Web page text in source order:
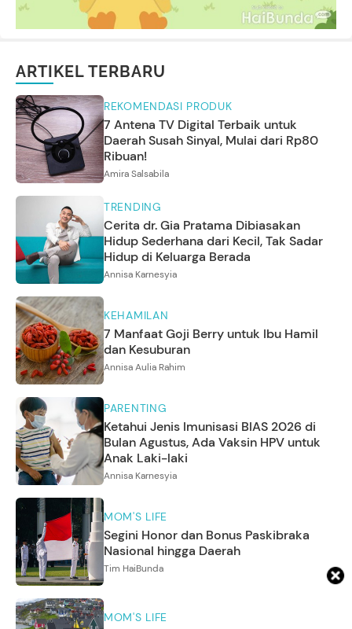
ARTIKEL TERBARU
REKOMENDASI PRODUK
7 Antena TV Digital Terbaik untuk
Daerah Susah Sinyal, Mulai dari Rp80
Ribuan!
Amira Salsabila
TRENDING
Cerita dr. Gia Pratama Dibiasakan
Hidup Sederhana dari Kecil, Tak Sadar
Hidup di Keluarga Berada
Annisa Karnesyia
KEHAMILAN
7 Manfaat Goji Berry untuk Ibu Hamil
dan Kesuburan
Annisa Aulia Rahim
PARENTING
Ketahui Jenis Imunisasi BIAS 2026 di
Bulan Agustus, Ada Vaksin HPV untuk
Anak Laki-laki
Annisa Karnesyia
MOM'S LIFE
Segini Honor dan Bonus Paskibraka
Nasional hingga Daerah
Tim HaiBunda
MOM'S LIFE